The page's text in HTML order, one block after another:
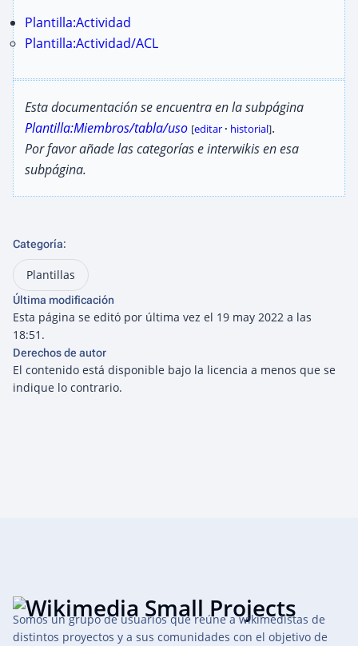
Plantilla:Actividad
Plantilla:Actividad/ACL
Esta documentación se encuentra en la subpágina
Plantilla:Miembros/tabla/uso [editar· historial].
Por favor añade las categorías e interwikis en esa
subpágina.
Categoría:
Plantillas
Última modificación
Esta página se editó por última vez el 19 may 2022 a las
18:51.
Derechos de autor
El contenido está disponible bajo la licencia a menos que se
indique lo contrario.
Somos un grupo de usuarios que reúne a wikimedistas de
distintos proyectos y a sus comunidades con el objetivo de